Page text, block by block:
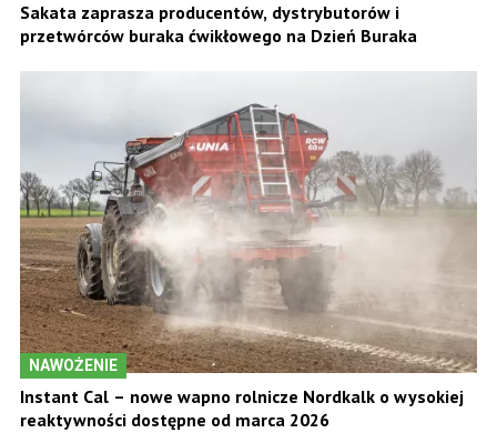
Sakata zaprasza producentów, dystrybutorów i
przetwórców buraka ćwikłowego na Dzień Buraka
NAWOŻENIE
Instant Cal – nowe wapno rolnicze Nordkalk o wysokiej
reaktywności dostępne od marca 2026